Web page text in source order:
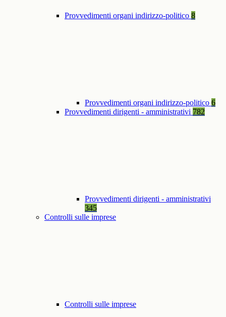
Provvedimenti organi indirizzo-politico 8
Provvedimenti organi indirizzo-politico 6
Provvedimenti dirigenti - amministrativi 782
Provvedimenti dirigenti - amministrativi
345
Controlli sulle imprese
Controlli sulle imprese